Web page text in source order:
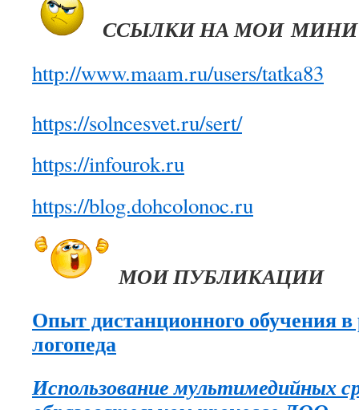
ССЫЛКИ НА МОИ
http://www.maam.ru/users/tatka83
https://solncesvet.ru/sert/
https://infourok.ru
https://blog.dohcolonoc.ru
МОИ ПУБЛИКАЦИИ
Опыт дистанционного обучения в
логопеда
Использование мультимедийных